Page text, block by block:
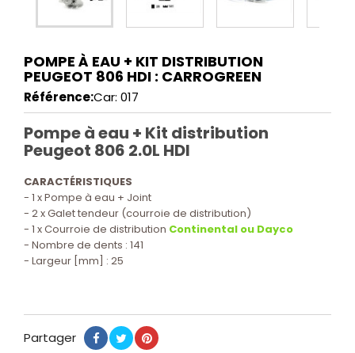
POMPE À EAU + KIT DISTRIBUTION
PEUGEOT 806 HDI : CARROGREEN
Référence:Car: 017
Pompe à eau + Kit distribution
Peugeot 806 2.0L HDI
CARACTÉRISTIQUES
- 1 x Pompe à eau + Joint
- 2 x Galet tendeur (courroie de distribution)
- 1 x Courroie de distribution Continental ou Dayco
- Nombre de dents : 141
- Largeur [mm] : 25
Partager